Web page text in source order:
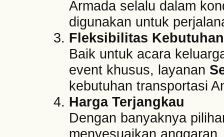
Armada selalu dalam
digunakan untuk
Fleksibilitas Kebutuhan
Baik untuk acara
event khusus, layanan
kebutuhan transportasi
Harga Terjangkau
Dengan banyaknya
menyesuaikan